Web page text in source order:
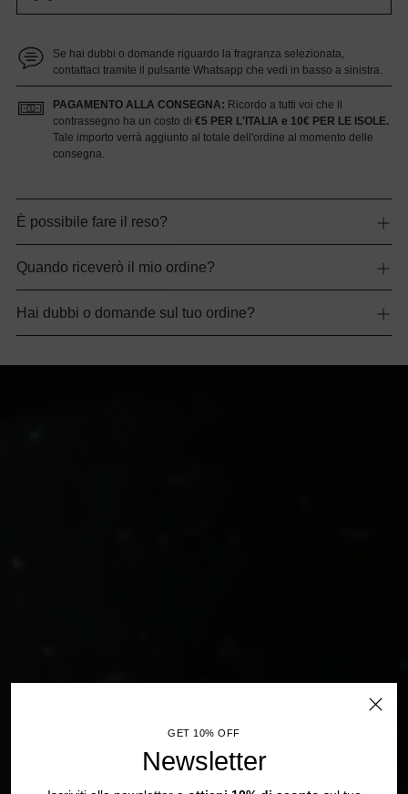
GET 10% OFF
Newsletter
Se hai dubbi o domande riguardo la fragranza selezionata,
contattaci tramite il pulsante Whatsapp che vedi in basso a sinistra.
PAGAMENTO ALLA CONSEGNA: Ricordo a tutti voi che il
contrassegno ha un costo di €5 PER L'ITALIA e 10€ PER LE ISOLE.
Tale importo verrà aggiunto al totale dell'ordine al momento delle
consegna.
Aggiungere
un
carrello...
È possibile fare il reso?
Quando riceverò il mio ordine?
Hai dubbi o domande sul tuo ordine?